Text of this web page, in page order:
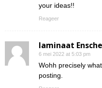
your ideas!!
Reageer
laminaat
6 mei 2022 at 5:03 pm
Wohh precisely
posting.